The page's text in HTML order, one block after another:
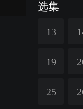
选集
13
19
25